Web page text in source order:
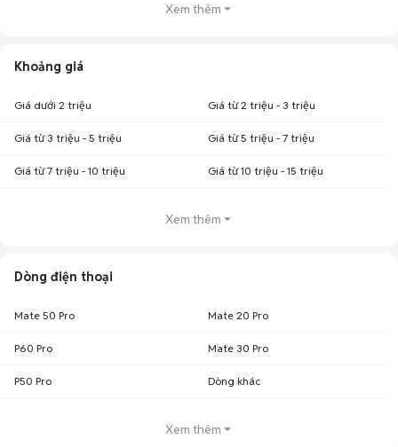
Xem thêm
Khoảng giá
Giá dưới 2 triệu Giá từ 2 triệu - 3 triệu
Giá từ 3 triệu - 5 triệu Giá từ 5 triệu - 7 triệu
Giá từ 7 triệu - 10 triệu Giá từ 10 triệu - 15 triệu
Xem thêm
Dòng điện thoại
Mate 50 Pro Mate 20 Pro
P60 Pro Mate 30 Pro
P50 Pro Dòng khác
Xem thêm